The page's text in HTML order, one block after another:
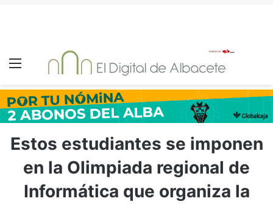
Menú
Estos estudiantes se imponen
en la Olimpiada regional de
Informática que organiza la